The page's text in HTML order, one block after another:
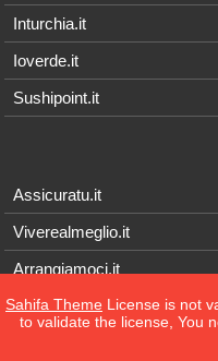
Inturchia.it
Ioverde.it
Sushipoint.it
Assicuratu.it
Viverealmeglio.it
Arrangiamoci.it
Tecnichef.it
Sahifa Theme License is not
to validate the license, You